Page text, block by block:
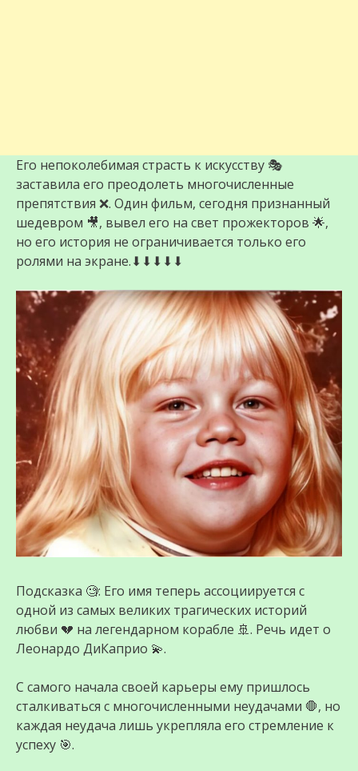
Его непоколебимая страсть к искусству 🎭
заставила его преодолеть многочисленные
препятствия ❌. Один фильм, сегодня признанный
шедевром 🎥, вывел его на свет прожекторов 🌟,
но его история не ограничивается только его
ролями на экране.⬇⬇⬇⬇⬇
Подсказка 🧐: Его имя теперь ассоциируется с
одной из самых великих трагических историй
любви 💔 на легендарном корабле 🚢. Речь идет о
Леонардо ДиКаприо 💫.
С самого начала своей карьеры ему пришлось
сталкиваться с многочисленными неудачами 🛑, но
каждая неудача лишь укрепляла его стремление к
успеху 🎯.